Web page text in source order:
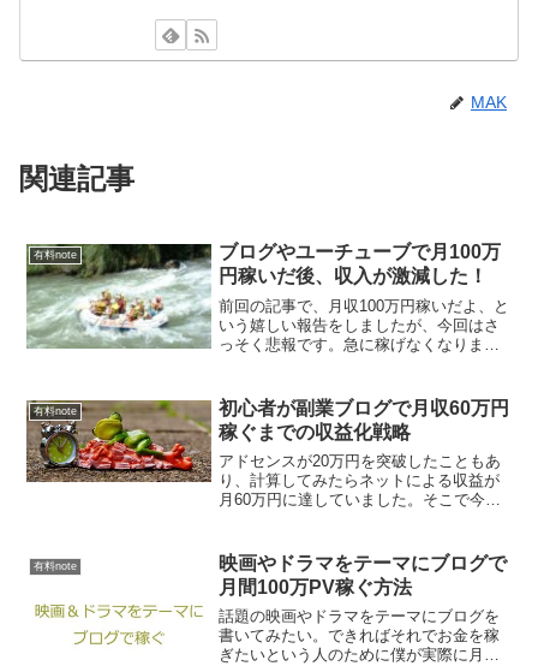
MAK
関連記事
有料note
ブログやユーチューブで月100万
円稼いだ後、収入が激減した！
前回の記事で、月収100万円稼いだよ、と
いう嬉しい報告をしましたが、今回はさ
っそく悲報です。急に稼げなくなりまし
らの収入も下降傾向に入ってしまったの
です。逆に月100万...
有料note
初心者が副業ブログで月収60万円
稼ぐまでの収益化戦略
アドセンスが20万円を突破したこともあ
り、計算してみたらネットによる収益が
月60万円に達していました。そこで今回
有料note
映画やドラマをテーマにブログで
月間100万PV稼ぐ方法
話題の映画やドラマをテーマにブログを
書いてみたい。できればそれでお金を稼
ぎたいという人のために僕が実際に月間